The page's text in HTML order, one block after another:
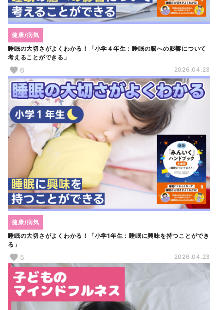
睡眠の大切さがよくわかる！「小学４年生：睡眠の脳への影響について
考えることができる」
健康/病気
6 2026.04.23
睡眠の大切さがよくわかる！「小学1年生：睡眠に興味を持つことができ
る」
健康/病気
5 2026.04.23